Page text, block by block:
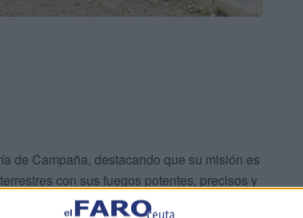
de Campaña, destacando que su misión es
con sus fuegos potentes, precisos y
de fuego que actúan en beneficio de